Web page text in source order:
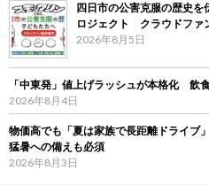
四日市の公害克服の歴史
ロジェクト クラウドファ
2026年8月5日
「中東発」値上げラッシュが本格化 飲
2026年8月4日
物価高でも「夏は家族で長距離ドライブ
猛暑への備えも必須
2026年8月3日